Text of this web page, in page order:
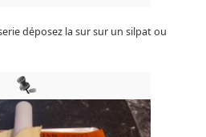
déposez la sur sur un silpat ou